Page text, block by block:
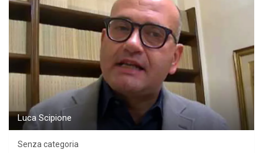
Luca Scipione
Senza categoria